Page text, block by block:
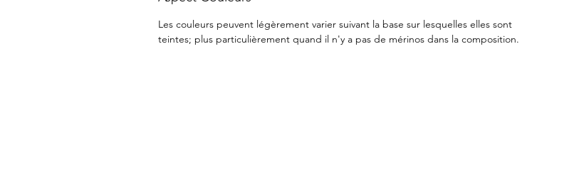
Les couleurs peuvent légèrement varier suivant la base sur lesquelles elles sont
teintes; plus particulièrement quand il n'y a pas de mérinos dans la composition.